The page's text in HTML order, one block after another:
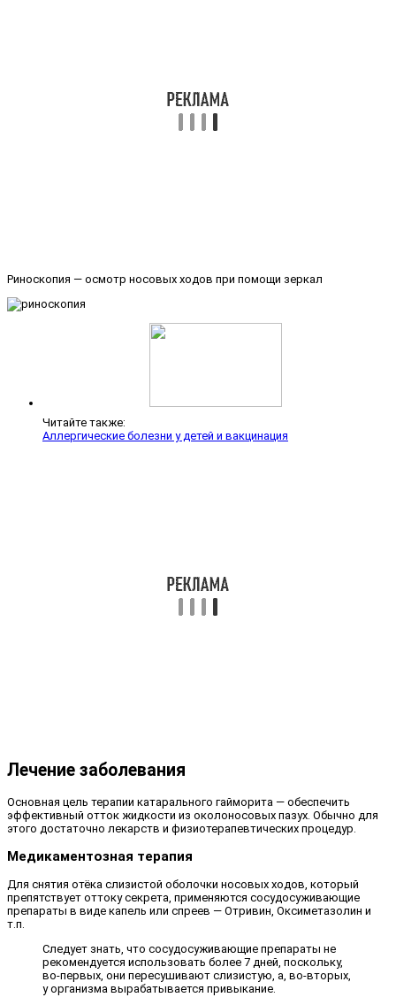
Риноскопия — осмотр носовых ходов при помощи зеркал
Читайте также:
Аллергические болезни у детей и вакцинация
Лечение заболевания
Основная цель терапии катарального гайморита — обеспечить
эффективный отток жидкости из околоносовых пазух. Обычно для
этого достаточно лекарств и физиотерапевтических процедур.
Медикаментозная терапия
Для снятия отёка слизистой оболочки носовых ходов, который
препятствует оттоку секрета, применяются сосудосуживающие
препараты в виде капель или спреев — Отривин, Оксиметазолин и
т.п.
Следует знать, что сосудосуживающие препараты не
рекомендуется использовать более 7 дней, поскольку,
во-первых, они пересушивают слизистую, а, во-вторых,
у организма вырабатывается привыкание.